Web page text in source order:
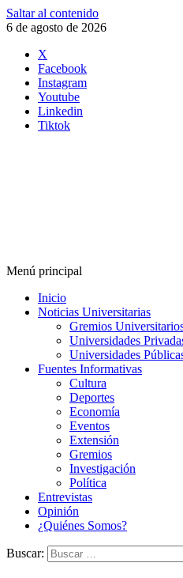
Saltar al contenido
6 de agosto de 2026
X
Facebook
Instagram
Youtube
Linkedin
Tiktok
Menú principal
Inicio
Noticias Universitarias
Gremios
Universidades
Universidades
Fuentes Informativas
Cultura
Deportes
Economía
Eventos
Extensión
Gremios
Investigación
Política
Entrevistas
Opinión
¿Quiénes Somos?
Buscar: